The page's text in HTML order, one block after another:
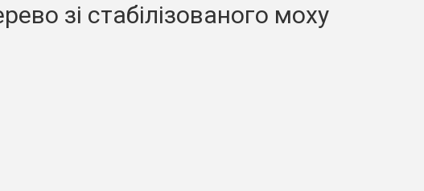
зі стабілізованого моху